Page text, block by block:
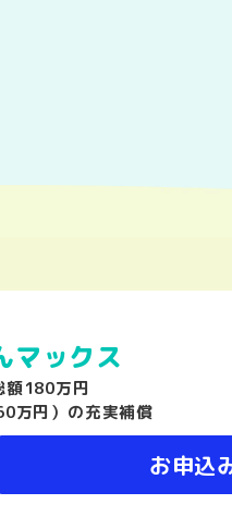
マックス
額180万円
万円）の充実補償
お申込